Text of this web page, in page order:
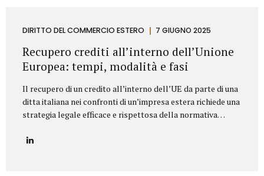
Contract. Oggetto del contratto: chiarezza e dettaglio
preciso e puntuale....
DIRITTO DEL COMMERCIO ESTERO 7 GIUGNO 2025
Recupero crediti all’interno dell’Unione
Europea: tempi, modalità e fasi
Il recupero di un credito all’interno dell’UE da parte di una
ditta italiana nei confronti di un’impresa estera richiede una
strategia legale efficace e rispettosa della normativa
assistenza completa per tutelare i diritti delle imprese